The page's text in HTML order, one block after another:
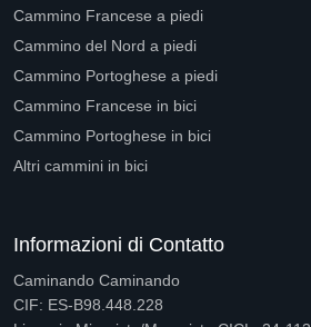
Cammino Francese a piedi
Cammino del Nord a piedi
Cammino Portoghese a piedi
Cammino Francese in bici
Cammino Portoghese in bici
Altri cammini in bici
Informazioni di Contatto
Caminando Caminando
CIF: ES-B98.448.228